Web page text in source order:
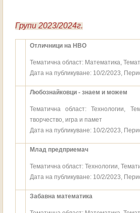
Групи 2023/2024г.
Отличници на НВО
Тематична област: Математика,
Дата на публикуване: 10/2/2023,
Любознайковци - знаем и можем
Тематична област: Технологии,
творчество, игра и памет
Дата на публикуване: 10/2/2023,
Млад предприемач
Тематична област: Технологии,
Дата на публикуване: 10/2/2023,
Забавна математика